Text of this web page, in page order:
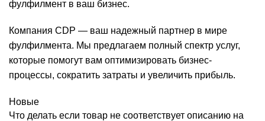
фулфилмент в ваш бизнес.
Компания CDP — ваш надежный партнер в мире
фулфилмента. Мы предлагаем полный спектр услуг,
которые помогут вам оптимизировать бизнес-
процессы, сократить затраты и увеличить прибыль.
Новые
Что делать если товар не соответствует описанию на